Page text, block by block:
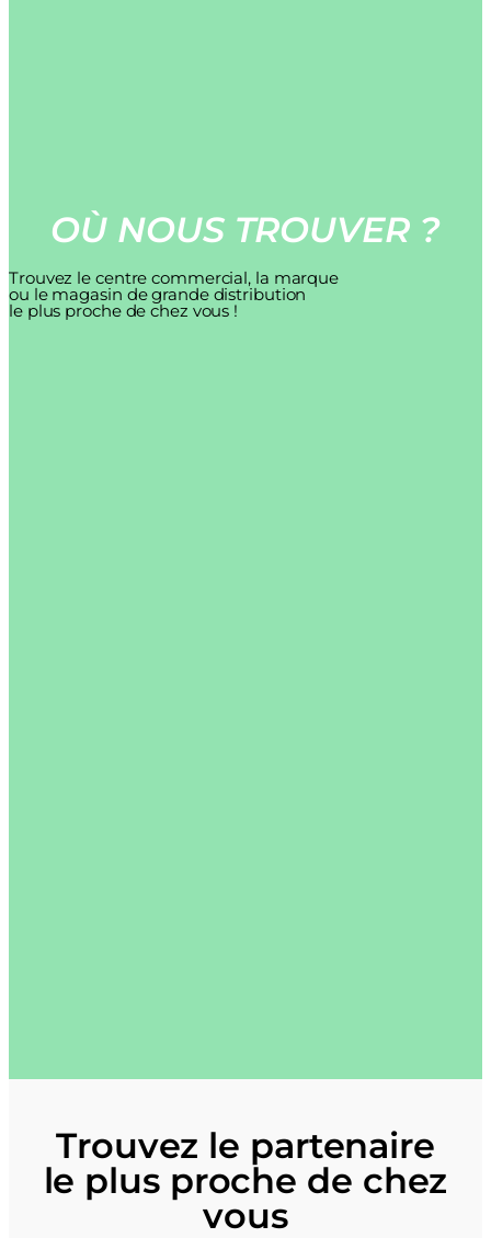
OÙ NOUS TROUVER ?
Trouvez le centre commercial, la marque
ou le magasin de grande distribution
le plus proche de chez vous !
Trouvez le partenaire
le plus proche de chez
vous